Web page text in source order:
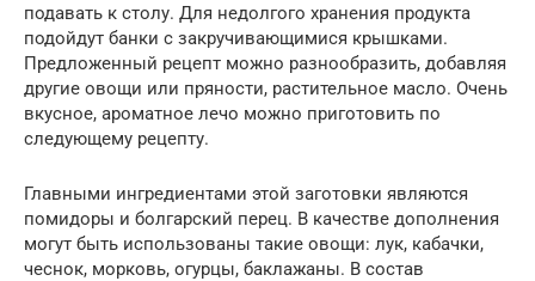
подавать к столу. Для недолгого хранения продукта
подойдут банки с закручивающимися крышками.
Предложенный рецепт можно разнообразить, добавляя
другие овощи или пряности, растительное масло. Очень
вкусное, ароматное лечо можно приготовить по
следующему рецепту.
Главными ингредиентами этой заготовки являются
помидоры и болгарский перец. В качестве дополнения
могут быть использованы такие овощи: лук, кабачки,
чеснок, морковь, огурцы, баклажаны. В состав